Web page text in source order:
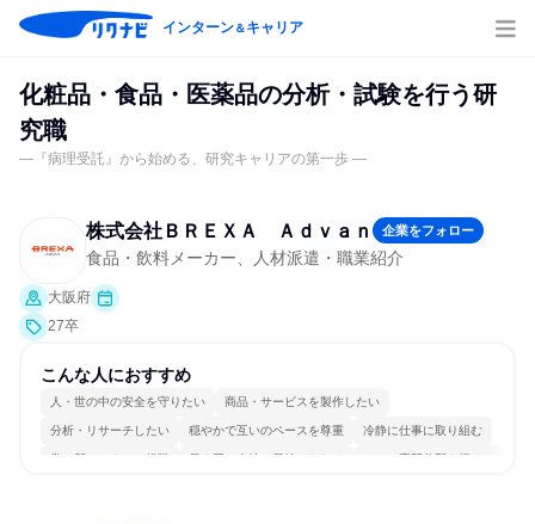
インターン＆キャリア
化粧品・食品・医薬品の分析・試験を行う研
究職
―『病理受託』から始める、研究キャリアの第一歩 ―
株式会社ＢＲＥＸＡ Ａｄｖａｎ 企業をフォロー
食品・飲料メーカー、人材派遣・職業紹介
大阪府
27卒
こんな人におすすめ
人・世の中の安全を守りたい 商品・サービスを製作したい
分析・リサーチしたい 穏やかで互いのペースを尊重 冷静に仕事に取り組む
常に新しいものに挑戦 長く同じ会社に居続けられる 一つの専門分野を極める